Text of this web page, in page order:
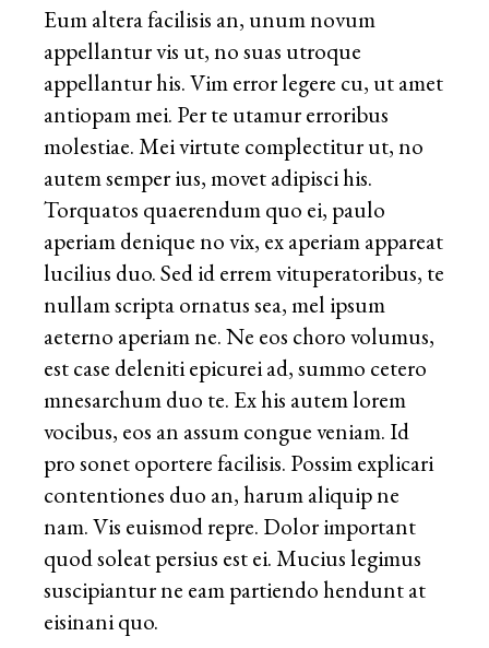
Eum altera facilisis an, unum novum
appellantur vis ut, no suas utroque
appellantur his. Vim error legere cu, ut amet
antiopam mei. Per te utamur erroribus
molestiae. Mei virtute complectitur ut, no
autem semper ius, movet adipisci his.
Torquatos quaerendum quo ei, paulo
aperiam denique no vix, ex aperiam appareat
lucilius duo. Sed id errem vituperatoribus, te
nullam scripta ornatus sea, mel ipsum
aeterno aperiam ne. Ne eos choro volumus,
est case deleniti epicurei ad, summo cetero
mnesarchum duo te. Ex his autem lorem
vocibus, eos an assum congue veniam. Id
pro sonet oportere facilisis. Possim explicari
contentiones duo an, harum aliquip ne
nam. Vis euismod repre. Dolor important
quod soleat persius est ei. Mucius legimus
suscipiantur ne eam partiendo hendunt at
eisinani quo.